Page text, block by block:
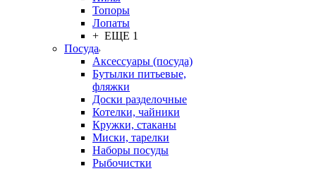
Топоры
Лопаты
+ ЕЩЕ 1
Посуда
Аксессуары (посуда)
Бутылки питьевые,
фляжки
Доски разделочные
Котелки, чайники
Кружки, стаканы
Миски, тарелки
Наборы посуды
Рыбочистки